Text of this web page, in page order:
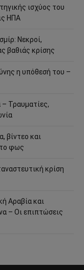
ισχύος του
ΗΠΑ
Νεκροί,
βαθιάς κρίσης
η υπόθεσή του –
Τραυματίες,
βίντεο και
φως
κρίση
Αραβία και
– Οι επιπτώσεις